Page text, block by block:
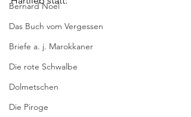
Bernard Noel
Das Buch vom Vergessen
Briefe a. j. Marokkaner
Die rote Schwalbe
Dolmetschen
Die Piroge